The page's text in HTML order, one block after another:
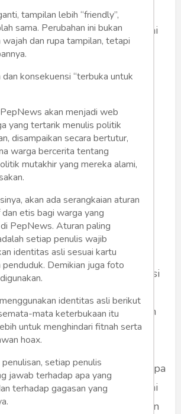
perubahan iklim hingga
yang memengaruhi rantai
pangan menjadi faktor
mampu berdiri tegak
pada impor.
Bidang Pangan, Zulkifli
bahwa pemerintah telah
strategis melalui Instruksi
Nomor 14 Tahun 2025 dan
(Kepres) Nomor 19 Tahun
ini secara khusus
pembangunan kawasan
energi, dan air di beberapa
Kawasan ini disiapkan sebagai
baru dengan dukungan lahan
tampilan lebih “friendly”,
sama. Perubahan ini bukan
wajah dan rupa tampilan, tetapi
konsekuensi “terbuka untuk
akan menjadi web
yang tertarik menulis politik
disampaikan secara bertutur,
warga bercerita tentang
mutakhir yang mereka alami,
akan ada serangkaian aturan
etis bagi warga yang
PepNews. Aturan paling
setiap penulis wajib
identitas asli sesuai kartu
Demikian juga foto
identitas asli berikut
mata keterbukaan itu
untuk menghindari fitnah serta
hoax.
setiap penulis
jawab terhadap apa yang
terhadap gagasan yang